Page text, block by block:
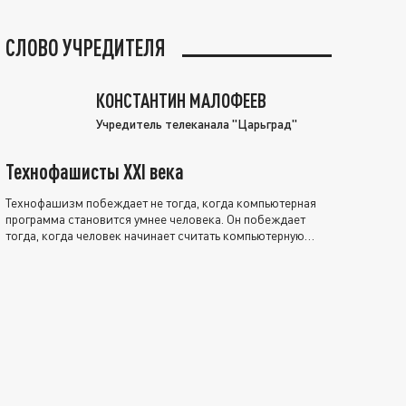
СЛОВО УЧРЕДИТЕЛЯ
КОНСТАНТИН МАЛОФЕЕВ
Учредитель телеканала "Царьград"
Технофашисты XXI века
Технофашизм побеждает не тогда, когда компьютерная
программа становится умнее человека. Он побеждает
тогда, когда человек начинает считать компьютерную